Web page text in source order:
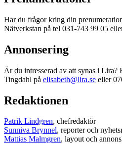
Har du frågor kring din
Nätverkstan på tel 031-743 99 05
Annonsering
Är du intresserad av att synas i Lira?
Tingdahl på elisabeth@lira.se eller
Redaktionen
Patrik Lindgren, chefredaktör
Sunniva Brynnel, reporter och
Mattias Malmgren, layout och